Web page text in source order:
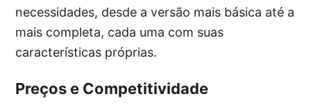
necessidades, desde a versão mais básica até a
mais completa, cada uma com suas
características próprias.
Preços e Competitividade